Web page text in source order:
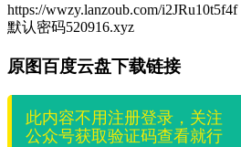
https://wwzy.lanzoub.com/i2JRu10t5f4f
默认密码520916.xyz
原图百度云盘下载链接
此内容不用注册登录，关注
公众号获取验证码查看就行